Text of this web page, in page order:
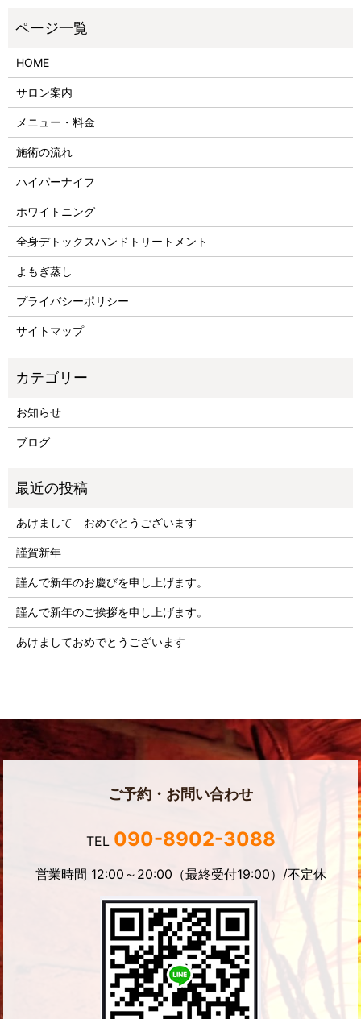
HOME
サロン案内
メニュー・料金
施術の流れ
ハイパーナイフ
ホワイトニング
全身デトックスハンドトリートメント
よもぎ蒸し
プライバシーポリシー
サイトマップ
お知らせ
ブログ
あけまして おめでとうございます
謹賀新年
謹んで新年のお慶びを申し上げます。
謹んで新年のご挨拶を申し上げます。
あけましておめでとうございます
ご予約・お問い合わせ
TEL 090-8902-3088
営業時間 12:00～20:00（最終受付19:00）/不定休